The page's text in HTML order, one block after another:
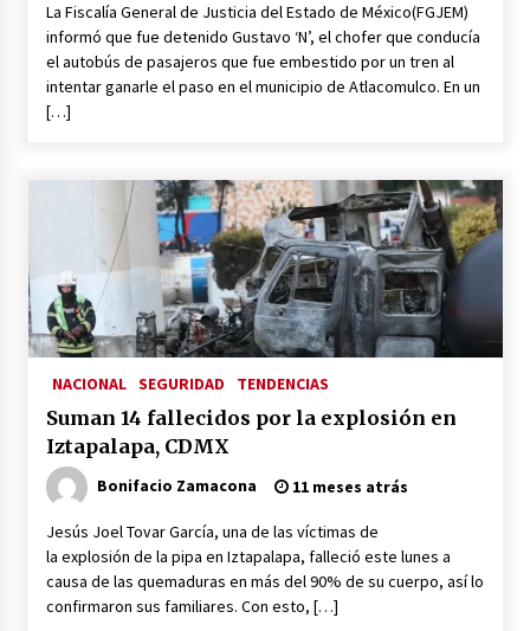
La Fiscalía General de Justicia del Estado de México(FGJEM)
informó que fue detenido Gustavo ‘N’, el chofer que conducía
el autobús de pasajeros que fue embestido por un tren al
intentar ganarle el paso en el municipio de Atlacomulco. En un
[…]
NACIONAL SEGURIDAD TENDENCIAS
Suman 14 fallecidos por la explosión en
Iztapalapa, CDMX
Bonifacio Zamacona 11 meses atrás
Jesús Joel Tovar García, una de las víctimas de
la explosión de la pipa en Iztapalapa, falleció este lunes a
causa de las quemaduras en más del 90% de su cuerpo, así lo
confirmaron sus familiares. Con esto, […]